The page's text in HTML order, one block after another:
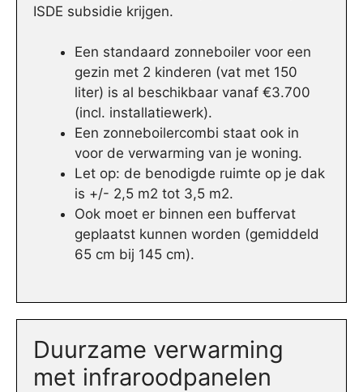
ISDE subsidie krijgen.
Een standaard zonneboiler voor een
gezin met 2 kinderen (vat met 150
liter) is al beschikbaar vanaf €3.700
(incl. installatiewerk).
Een zonneboilercombi staat ook in
voor de verwarming van je woning.
Let op: de benodigde ruimte op je dak
is +/- 2,5 m2 tot 3,5 m2.
Ook moet er binnen een buffervat
geplaatst kunnen worden (gemiddeld
65 cm bij 145 cm).
Duurzame verwarming
met infraroodpanelen